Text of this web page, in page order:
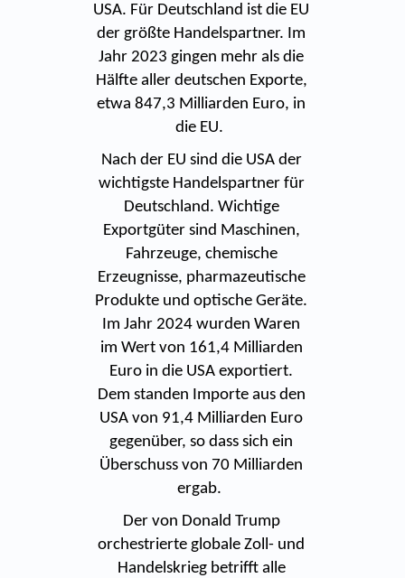
USA. Für Deutschland ist die EU
der größte Handelspartner. Im
Jahr 2023 gingen mehr als die
Hälfte aller deutschen Exporte,
etwa 847,3 Milliarden Euro, in
die EU.
Nach der EU sind die USA der
wichtigste Handelspartner für
Deutschland. Wichtige
Exportgüter sind Maschinen,
Fahrzeuge, chemische
Erzeugnisse, pharmazeutische
Produkte und optische Geräte.
Im Jahr 2024 wurden Waren
im Wert von 161,4 Milliarden
Euro in die USA exportiert.
Dem standen Importe aus den
USA von 91,4 Milliarden Euro
gegenüber, so dass sich ein
Überschuss von 70 Milliarden
ergab.
Der von Donald Trump
orchestrierte globale Zoll- und
Handelskrieg betrifft alle